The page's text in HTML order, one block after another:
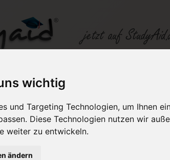
wichtig
und Targeting Technologien, um Ihnen
Diese Technologien nutzen wir
weiter zu entwickeln.
ändern
Einsendeaufgabe
verkaufen Kategorien